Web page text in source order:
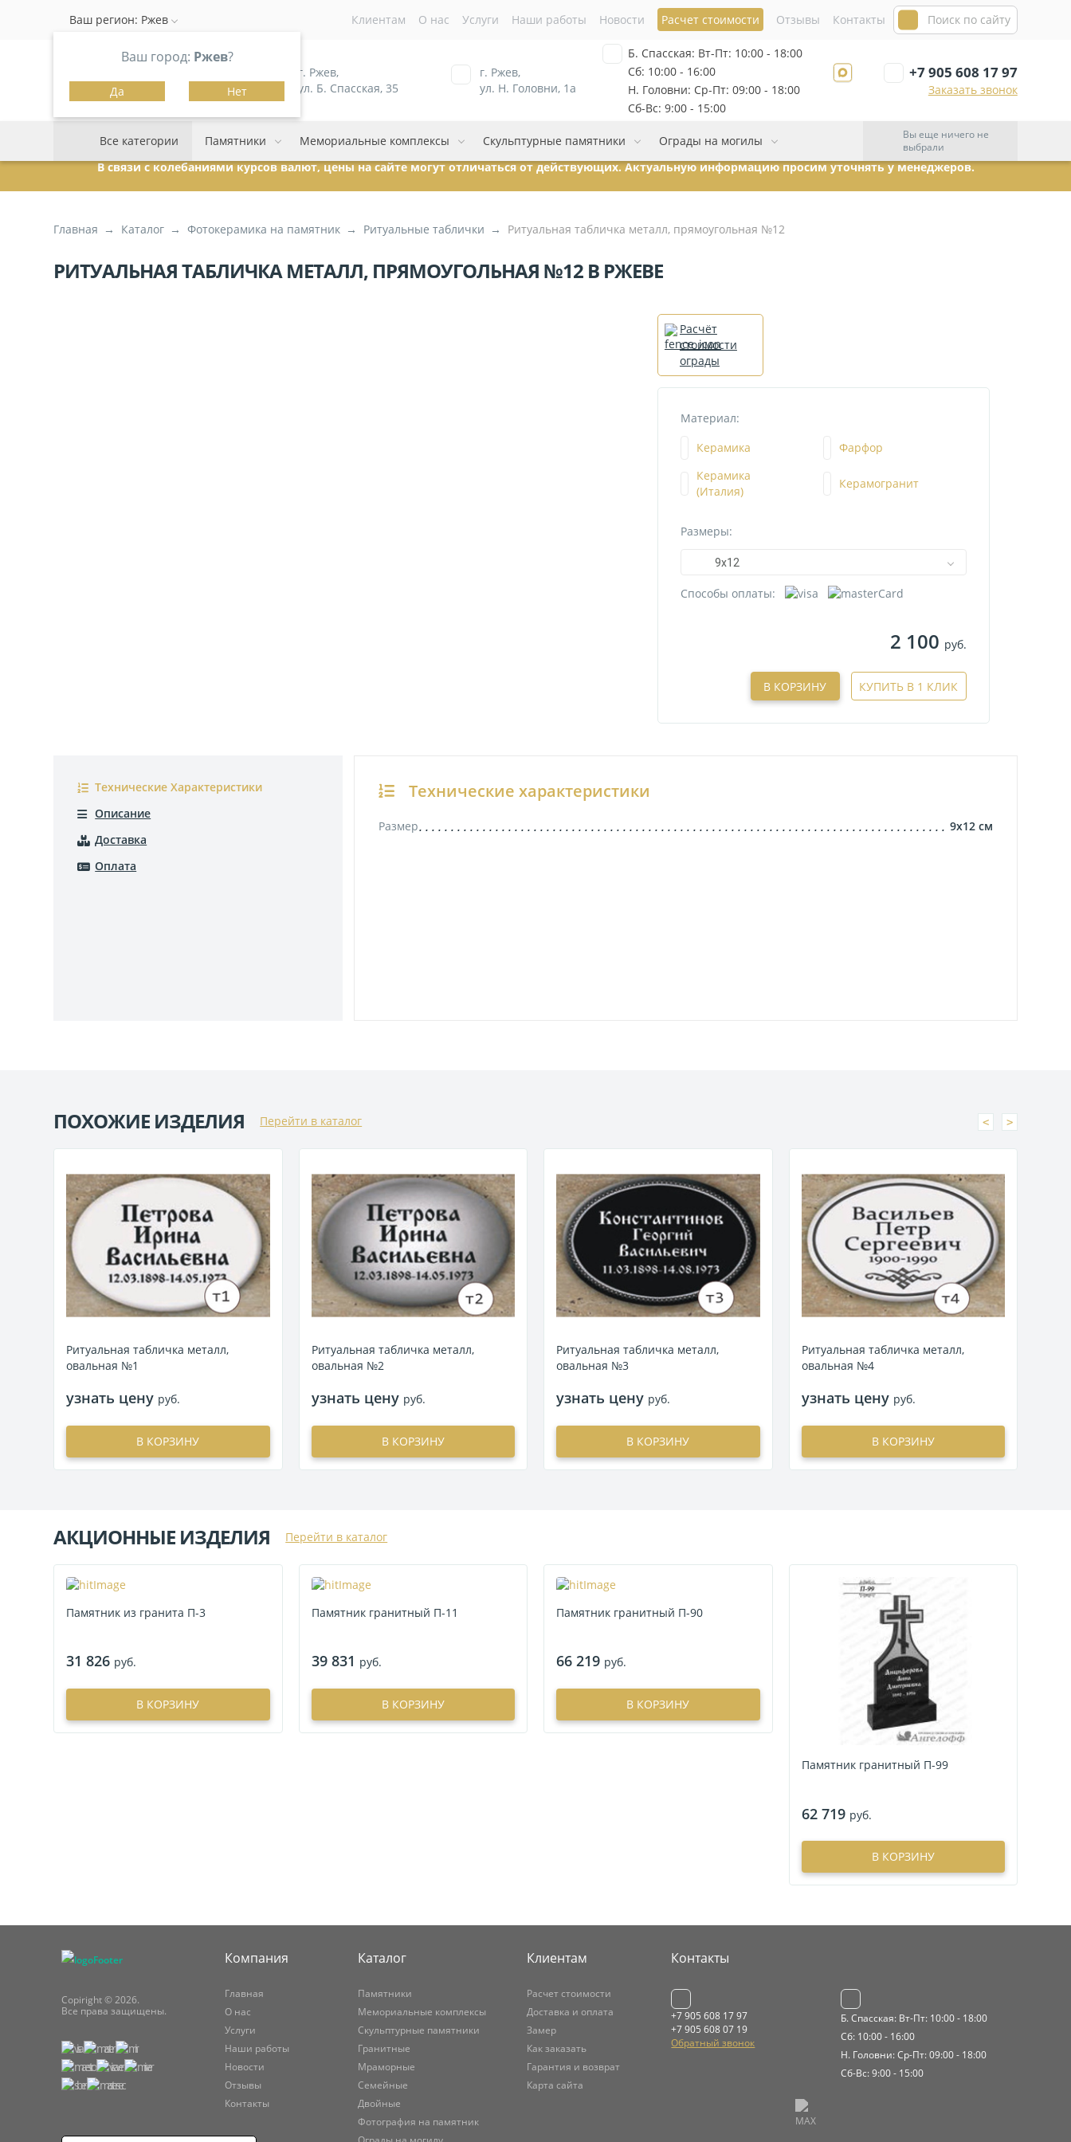
Ваш город: Ржев?
Да Нет
Ваш регион: Ржев Клиентам О нас Услуги Наши работы Новости Расчет стоимости Отзывы Контакты
г. Ржев,
ул. Б. Спасская, 35
г. Ржев,
ул. Н. Головни, 1а
Б. Спасская: Вт-Пт: 10:00 - 18:00
Сб: 10:00 - 16:00
Н. Головни: Ср-Пт: 09:00 - 18:00
Сб-Вс: 9:00 - 15:00
+7 905 608 17 97
Заказать звонок
Все категории Памятники Мемориальные комплексы Скульптурные памятники Ограды на могилы
Вы еще ничего не
выбрали
В связи с колебаниями курсов валют, цены на сайте могут отличаться от действующих. Актуальную информацию просим уточнять у менеджеров.
Главная Каталог Фотокерамика на памятник Ритуальные таблички Ритуальная табличка металл, прямоугольная №12
РИТУАЛЬНАЯ ТАБЛИЧКА МЕТАЛЛ, ПРЯМОУГОЛЬНАЯ №12 В РЖЕВЕ
Расчёт
стоимости
ограды
Материал:
Керамика
Фарфор
Керамика
(Италия)
Керамогранит
Размеры:
9х12
Способы оплаты:
2 100 руб.
В КОРЗИНУ КУПИТЬ В 1 КЛИК
Технические Характеристики Технические характеристики
Размер 9х12см
Описание
Доставка
Оплата
ПОХОЖИЕ ИЗДЕЛИЯ Перейти в каталог
Ритуальная табличка металл,
овальная №1
узнать цену руб.
В КОРЗИНУ
Ритуальная табличка металл,
овальная №2
узнать цену руб.
В КОРЗИНУ
Ритуальная табличка металл,
овальная №3
узнать цену руб.
В КОРЗИНУ
Ритуальная табличка металл,
овальная №4
узнать цену руб.
В КОРЗИНУ
< >
АКЦИОННЫЕ ИЗДЕЛИЯ Перейти в каталог
Памятник из гранита П-3
31 826 руб.
В КОРЗИНУ
Памятник гранитный П-11
39 831 руб.
В КОРЗИНУ
Памятник гранитный П-90
66 219 руб.
В КОРЗИНУ
Памятник гранитный П-99
62 719 руб.
В КОРЗИНУ
Copiright © 2026.
Все права защищены.
Компания
Главная
О нас
Услуги
Наши работы
Новости
Отзывы
Контакты
Каталог
Памятники
Мемориальные комплексы
Скульптурные памятники
Гранитные
Мраморные
Семейные
Двойные
Фотография на памятник
Клиентам
Расчет стоимости
Доставка и оплата
Замер
Как заказать
Гарантия и возврат
Карта сайта
Контакты
+7 905 608 17 97
+7 905 608 07 19
Обратный звонок
Б. Спасская: Вт-Пт: 10:00 - 18:00
Сб: 10:00 - 16:00
Н. Головни: Ср-Пт: 09:00 - 18:00
Сб-Вс: 9:00 - 15:00